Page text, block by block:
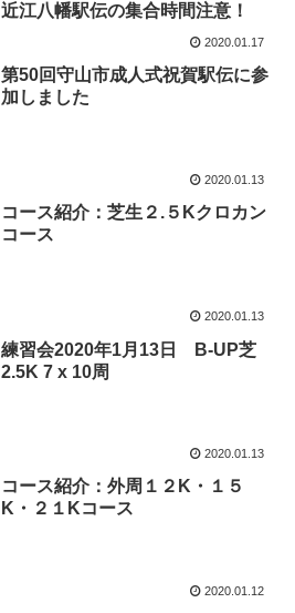
近江八幡駅伝の集合時間注意！
2020.01.17
第50回守山市成人式祝賀駅伝に参
加しました
2020.01.13
コース紹介：芝生２.５Kクロカン
コース
2020.01.13
練習会2020年1月13日 B-UP芝
2.5K 7 x 10周
2020.01.13
コース紹介：外周１２K・１５
K・２１Kコース
2020.01.12